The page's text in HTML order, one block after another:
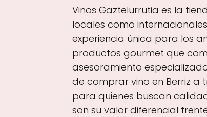
Vinos Gaztelurrutia es la
locales como
experiencia única para los
productos gourmet que
asesoramiento
de comprar vino en Berriz a
para quienes buscan
son su valor diferencial